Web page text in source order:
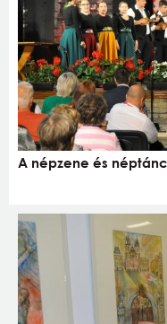
A népzene és